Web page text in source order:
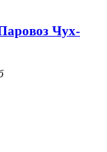
Чух-